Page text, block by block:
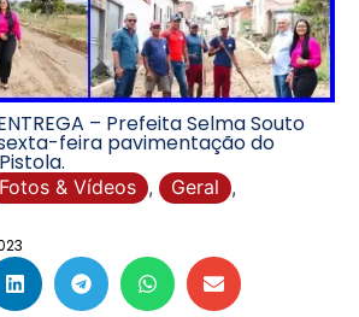
– Prefeita Selma Souto
feira pavimentação do
Fotos & Vídeos , Geral ,